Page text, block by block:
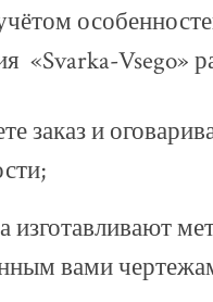
«Svarka-Vsego»
заказ и
изготавливают
вами